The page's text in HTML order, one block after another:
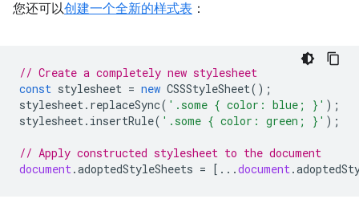
您还可以创建一个全新的样式表 ：
// Create a completely new stylesheet
const stylesheet = new CSSStyleSheet();
stylesheet. replaceSync( '.some { color: blue; }' );
stylesheet. insertRule( '.some { color: green; }' );
// Apply constructed stylesheet to the document
document.adoptedStyleSheets = [...document.